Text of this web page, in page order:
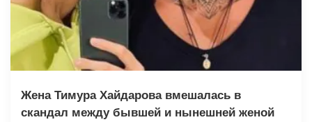
Жена Тимура Хайдарова вмешалась в
скандал между бывшей и нынешней женой